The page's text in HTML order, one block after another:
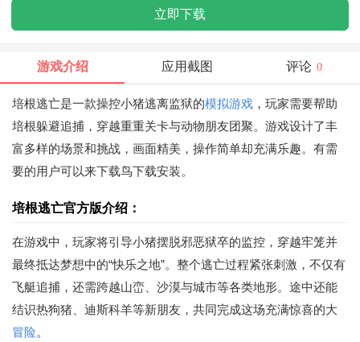
立即下载
游戏介绍 应用截图 评论 0
培根逃亡是一款操控小猪逃离监狱的模拟游戏 ，玩家需要帮助
培根躲避追捕，穿越重重关卡与动物朋友团聚。游戏设计了丰
富多样的场景和挑战，画面精美，操作简单却充满乐趣。有需
要的用户可以来下载鸟下载安装。
培根逃亡官方版介绍：
在游戏中，玩家将引导小猪摆脱邪恶狱卒的监控，穿越牢笼并
最终抵达梦想中的“快乐之地”。整个逃亡过程紧张刺激，不仅有
飞艇追捕，还需跨越山峦、沙漠与城市等各类地形。途中还能
结识热狗猪、迪斯科羊等新朋友，共同完成这场充满惊喜的大
冒险。